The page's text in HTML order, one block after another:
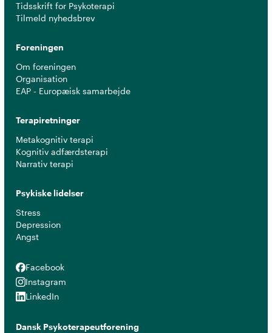
Tidsskrift for Psykoterapi
Tilmeld nyhedsbrev
Foreningen
Om foreningen
Organisation
EAP - Europæisk samarbejde
Terapiretninger
Metakognitiv terapi
Kognitiv adfærdsterapi
Narrativ terapi
Psykiske lidelser
Stress
Depression
Angst
Facebook
Facebook
Instagram
Instagram
LinkedIn
LinkedIn
Dansk Psykoterapeutforening